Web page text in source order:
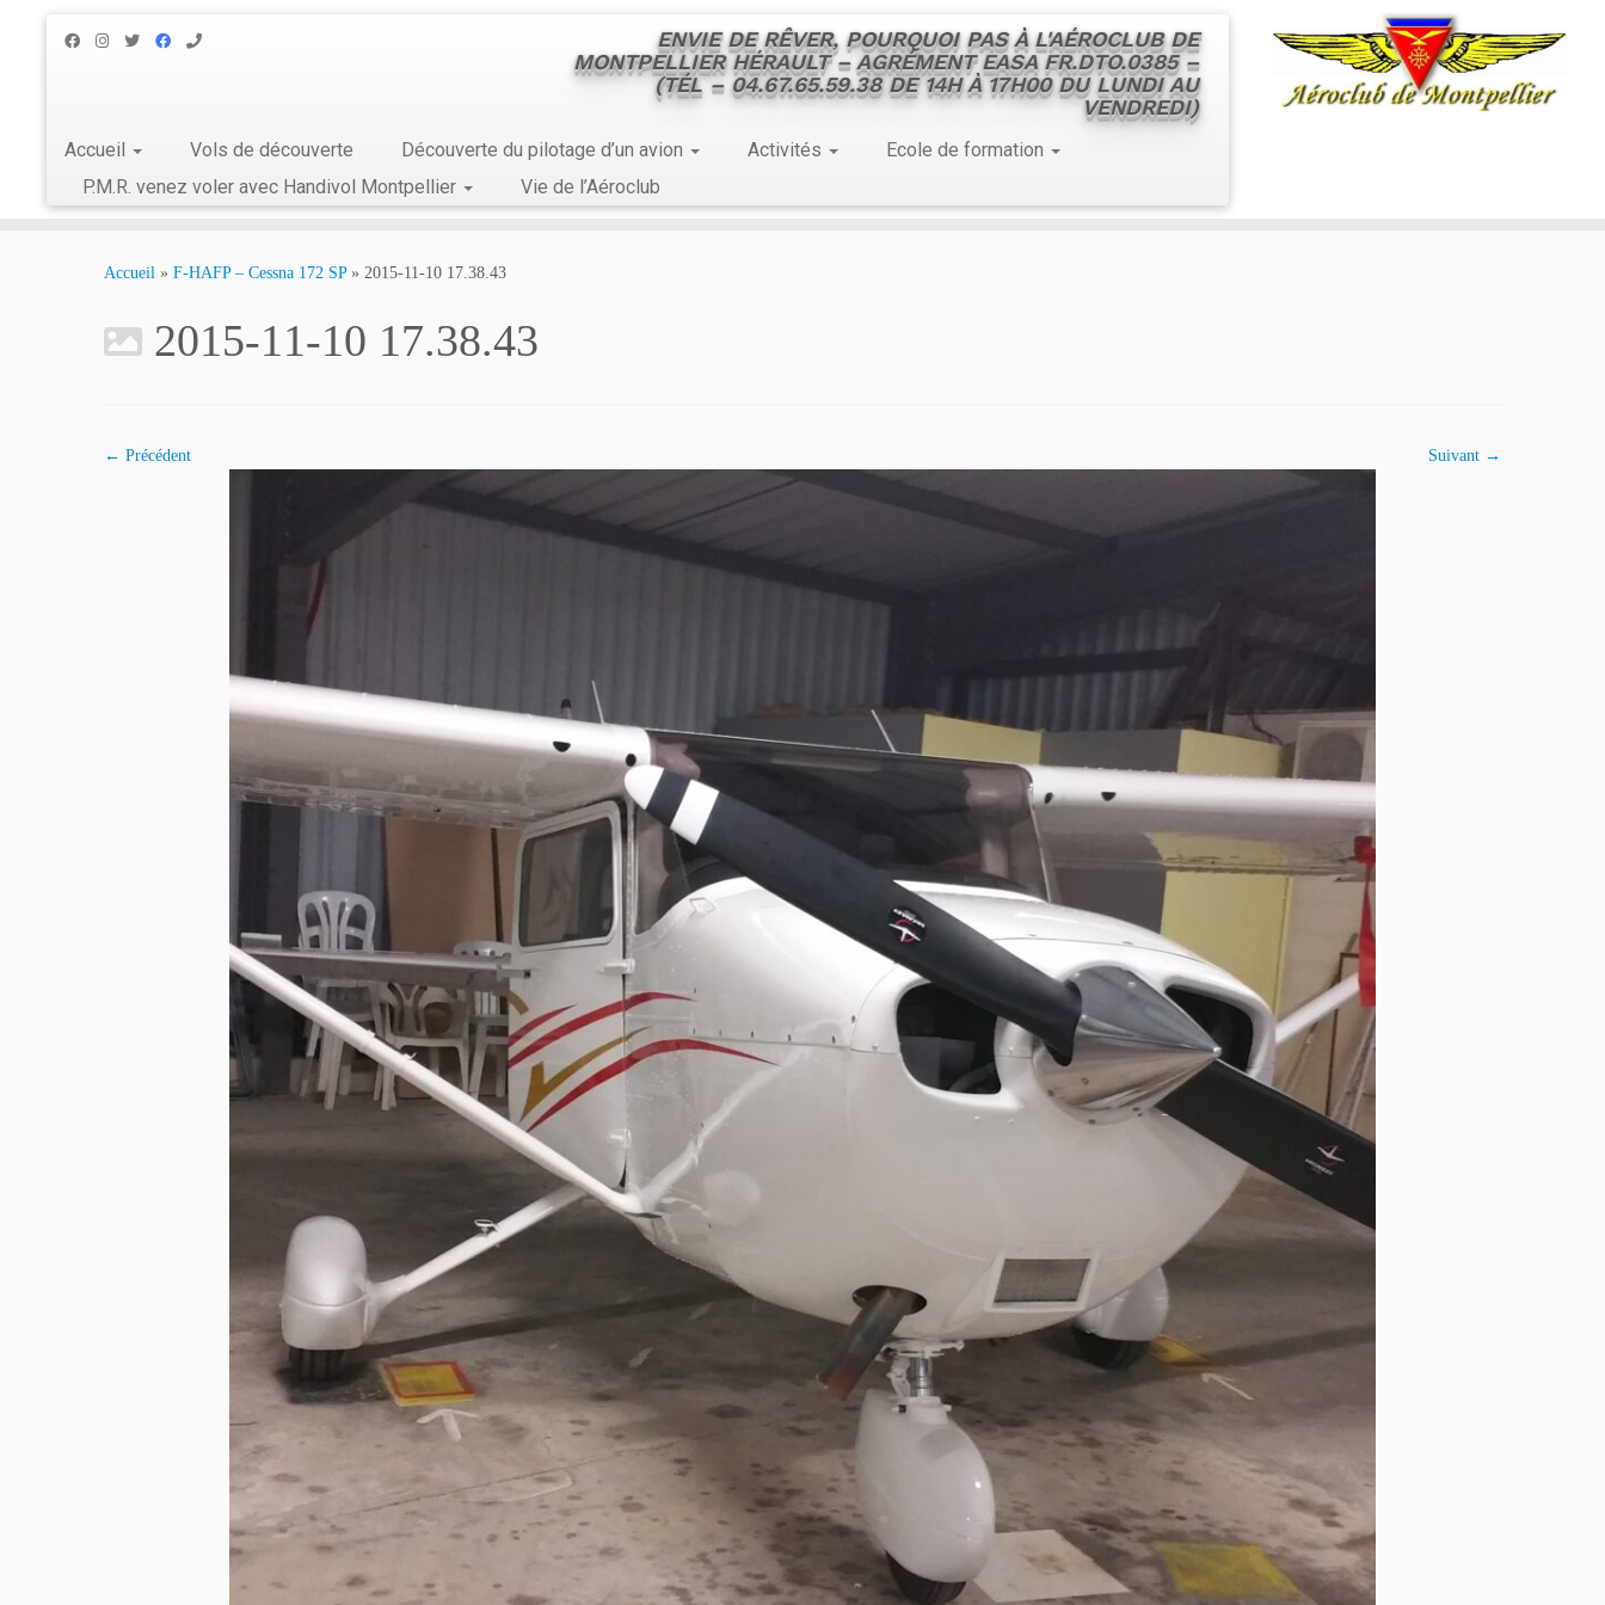
ENVIE DE RÊVER, POURQUOI PAS À L'AÉROCLUB DE
MONTPELLIER HÉRAULT – AGRÉMENT EASA FR.DTO.0385 –
(TÉL – 04.67.65.59.38 DE 14H À 17H00 DU LUNDI AU
VENDREDI)
Accueil Vols de découverte Découverte du pilotage d’un avion Activités
Ecole de formation
P.M.R. venez voler avec Handivol Montpellier
Vie de l’Aéroclub
Accueil » F-HAFP – Cessna 172 SP » 2015-11-10 17.38.43
2015-11-10 17.38.43
← Précédent Suivant →